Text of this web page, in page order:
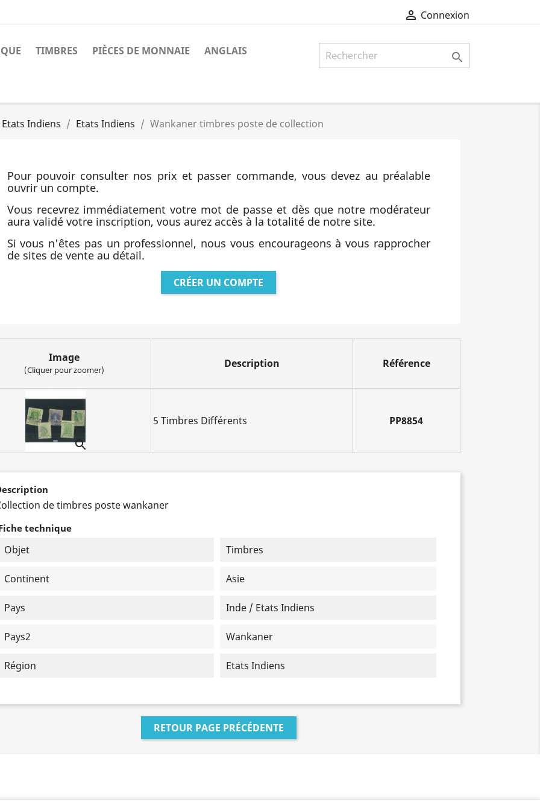
 Connexion

TIMBRES PIÈCES DE MONNAIE ANGLAIS
Indiens Etats Indiens Wankaner timbres poste de collection
Pour pouvoir consulter nos prix et passer commande, vous devez au préalable
ouvrir un compte.
Vous recevrez immédiatement votre mot de passe et dès que notre modérateur
aura validé votre inscription, vous aurez accès à la totalité de notre site.
Si vous n'êtes pas un professionnel, nous vous encourageons à vous rapprocher
de sites de vente au détail.
CRÉER UN COMPTE
Image
(Cliquer pour zoomer) Description Référence

5 Timbres Différents PP8854
de timbres poste wankaner
technique
Objet Timbres
Continent Asie
Pays Inde / Etats Indiens
Pays2 Wankaner
Région Etats Indiens
RETOUR PAGE PRÉCÉDENTE